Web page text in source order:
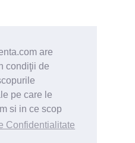
are
condiţii de
pe care le
si in ce scop
Confidentialitate